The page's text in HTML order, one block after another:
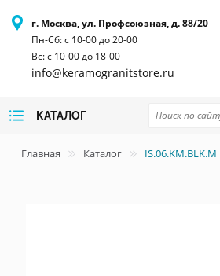
г. Москва, ул. Профсоюзная, д. 88/20
Пн-Сб: с 10-00 до 20-00
Вс: с 10-00 до 18-00
info@keramogranitstore.ru
КАТАЛОГ
Главная Каталог